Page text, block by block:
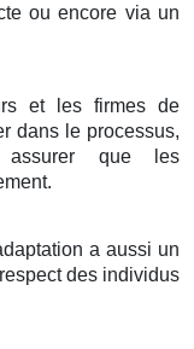
ou encore via un
et les firmes de
dans le processus,
assurer que les
a aussi un
des individus